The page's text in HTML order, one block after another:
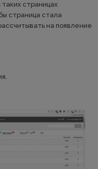
страницах
страница стала
на появление